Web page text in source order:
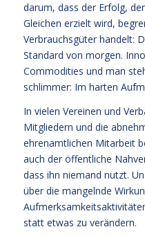
darum, dass der Erfolg,
Gleichen erzielt wird,
Verbrauchsgüter handelt:
Standard von morgen.
Commodities und man
schlimmer: Im harten
In vielen Vereinen und
Mitgliedern und die
ehrenamtlichen Mitarbeit
auch der öffentliche
dass ihn niemand nutzt.
über die mangelnde
statt etwas zu verändern.